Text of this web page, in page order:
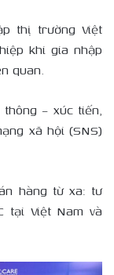
thị trường Việt
khi gia nhập
quan.
– xúc tiến,
xã hội (SNS)
hàng từ xa: tư
tại Việt Nam và